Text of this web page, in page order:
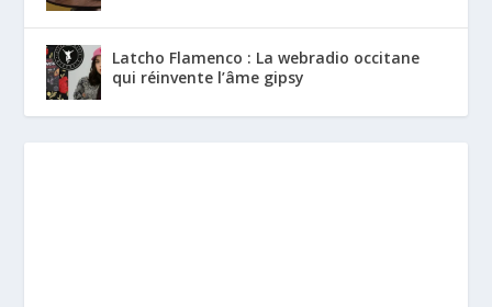
Latcho Flamenco : La webradio occitane
qui réinvente l’âme gipsy